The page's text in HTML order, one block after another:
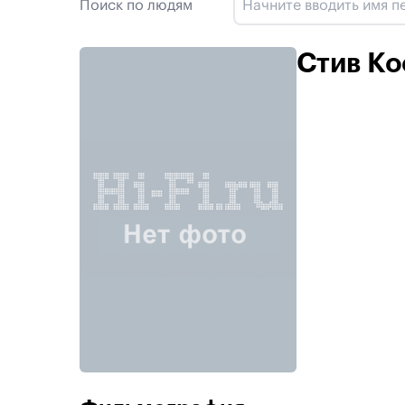
Поиск по людям
Стив